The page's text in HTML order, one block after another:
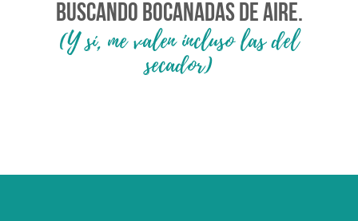
BUSCANDO BOCANADAS DE AIRE.
(Y sí, me valen incluso las del
secador)